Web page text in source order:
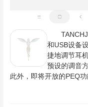
和USB设备
捷地调节耳
预设的调音
此外，即将开放的PEQ